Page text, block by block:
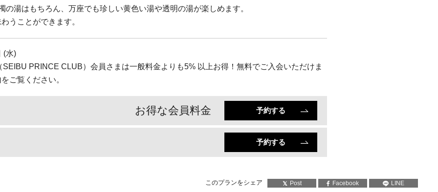
の湯はもちろん、万座でも珍しい黄色い湯や透明の湯が楽しめます。
うことができます。
水)
PRINCE CLUB）会員さまは一般料金よりも5% 以上お得！無料でご入会いただけま
ご覧ください。
お得な会員料金 予約する
予約する
このプランをシェア Post Facebook LINE